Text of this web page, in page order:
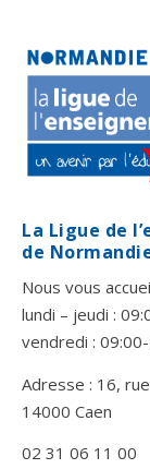
La Ligue de
de
Nous vous
lundi – jeudi :
vendredi :
Adresse : 16,
14000 Caen
02 31 06 11 00